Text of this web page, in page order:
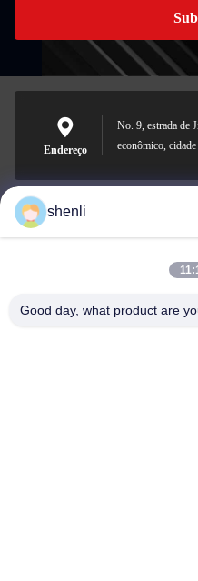
Endereço
No. 9, estrada de
econômico,
shenli
Good day, what product are